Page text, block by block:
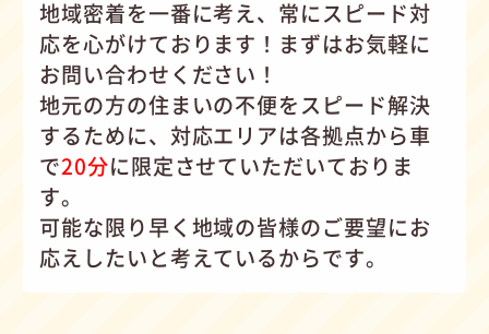
地域密着を一番に考え、常にスピード対
応を心がけております！まずはお気軽に
お問い合わせください！
地元の方の住まいの不便をスピード解決
するために、対応エリアは各拠点から車
で20分に限定させていただいておりま
す。
可能な限り早く地域の皆様のご要望にお
応えしたいと考えているからです。